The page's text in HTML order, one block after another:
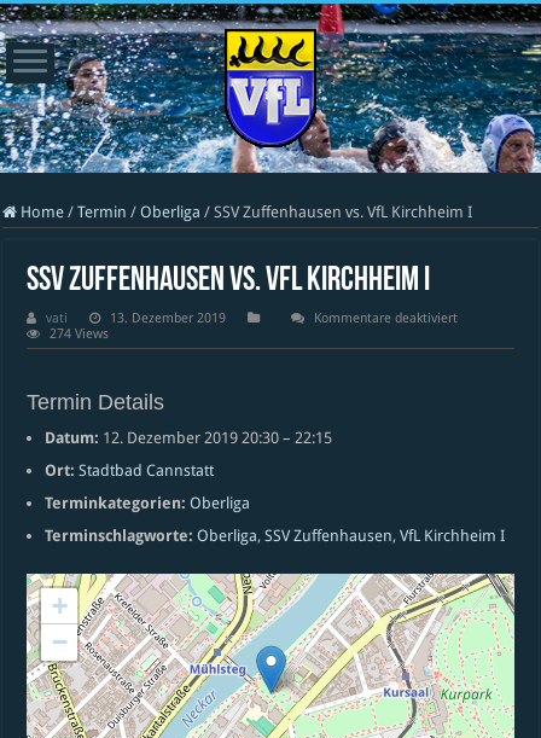
Home / Termin / Oberliga / SSV Zuffenhausen vs. VfL Kirchheim I
SSV Zuffenhausen vs. VfL Kirchheim I
vati 13. Dezember 2019 Kommentare deaktiviertfür
Zuffenhausen
274 Views
Termin Details
Datum: 12. Dezember 2019 20:30 –22:15
Ort: Stadtbad Cannstatt
Terminkategorien: Oberliga
Terminschlagworte: Oberliga,SSV Zuffenhausen,VfL Kirchheim I
+
−